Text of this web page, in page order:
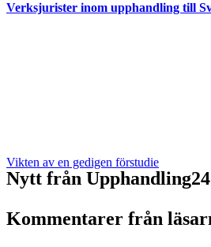
Verksjurister inom upphandling till
Vikten av en gedigen förstudie
Nytt från Upphandling24
Kommentarer från